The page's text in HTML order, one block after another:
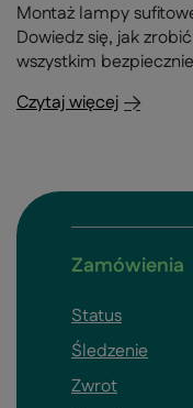
Montaż lampy
Dowiedz się, jak
wszystkim
Czytaj więcej
Zamówienia
Status
Śledzenie
Zwrot